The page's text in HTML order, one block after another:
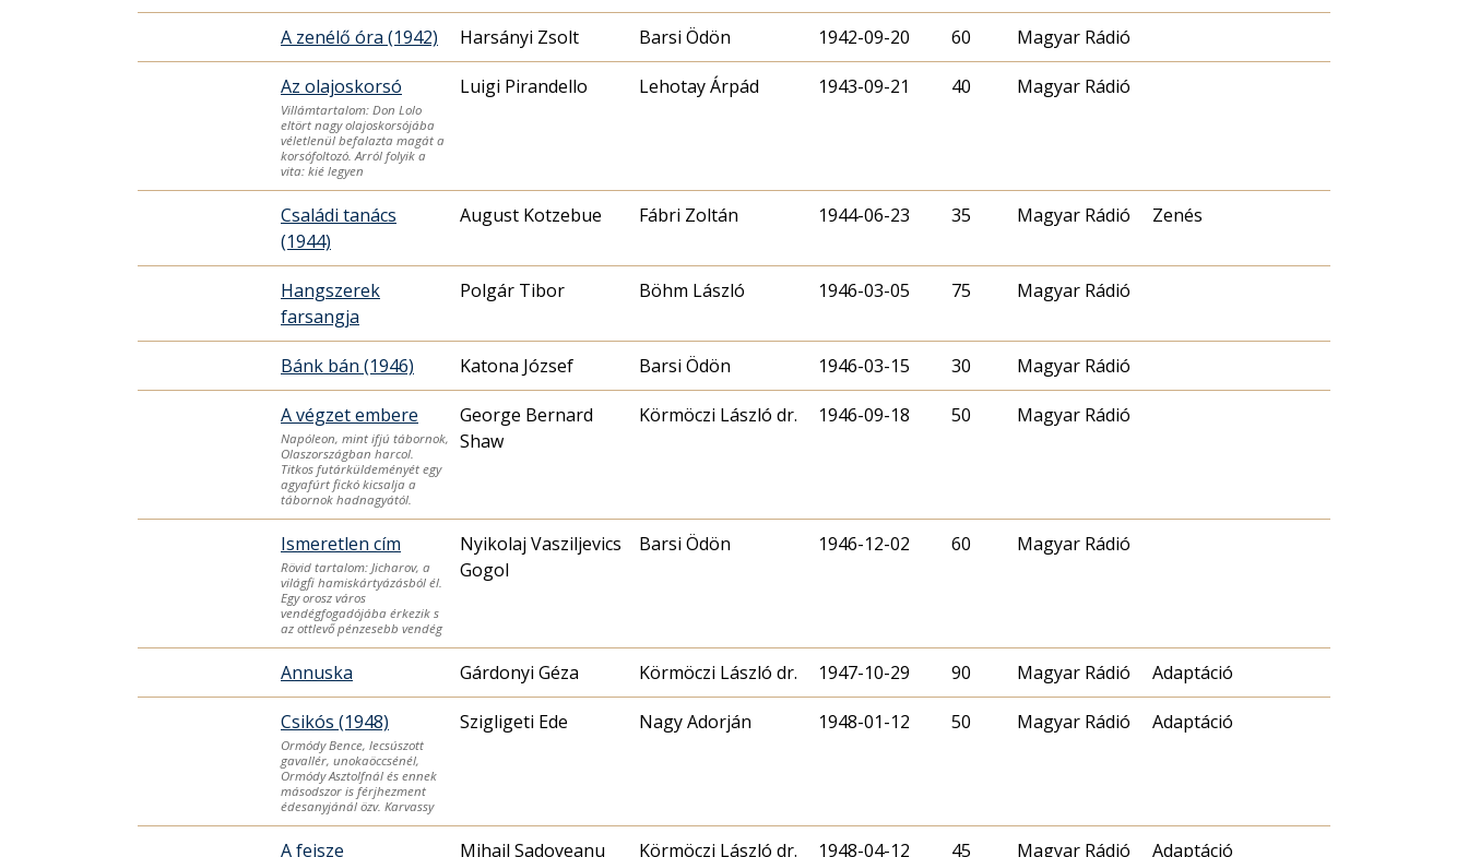
A zenélő óra (1942) Harsányi Zsolt Barsi Ödön 1942-09-20 60 Magyar Rádió
Az olajoskorsó
Villámtartalom: Don Lolo
eltört nagy olajoskorsójába
véletlenül befalazta magát a
korsófoltozó. Arról folyik a
vita: kié legyen
Luigi Pirandello Lehotay Árpád 1943-09-21 40 Magyar Rádió
Családi tanács
(1944)
August Kotzebue Fábri Zoltán 1944-06-23 35 Magyar Rádió Zenés
Hangszerek
farsangja
Polgár Tibor Böhm László 1946-03-05 75 Magyar Rádió
Bánk bán (1946) Katona József Barsi Ödön 1946-03-15 30 Magyar Rádió
A végzet embere
Napóleon, mint ifjú tábornok,
Olaszországban harcol.
Titkos futárküldeményét egy
agyafúrt fickó kicsalja a
tábornok hadnagyától.
George Bernard
Shaw
Körmöczi László dr. 1946-09-18 50 Magyar Rádió
Ismeretlen cím
Rövid tartalom: Jicharov, a
világfi hamiskártyázásból él.
Egy orosz város
vendégfogadójába érkezik s
az ottlevő pénzesebb vendég
Nyikolaj Vasziljevics
Gogol
Barsi Ödön 1946-12-02 60 Magyar Rádió
Annuska Gárdonyi Géza Körmöczi László dr. 1947-10-29 90 Magyar Rádió Adaptáció
Csikós (1948)
Ormódy Bence, lecsúszott
gavallér, unokaöccsénél,
Ormódy Asztolfnál és ennek
másodszor is férjhezment
édesanyjánál özv. Karvassy
Szigligeti Ede Nagy Adorján 1948-01-12 50 Magyar Rádió Adaptáció
A fejsze Mihail Sadoveanu Körmöczi László dr. 1948-04-12 45 Magyar Rádió Adaptáció